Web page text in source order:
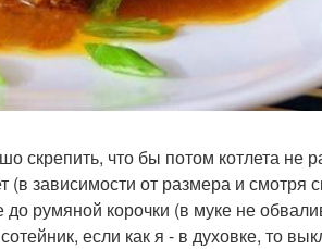
что бы потом котлета не
зависимости от размера и смотря
румяной корочки (в муке не
если как я - в духовке, то